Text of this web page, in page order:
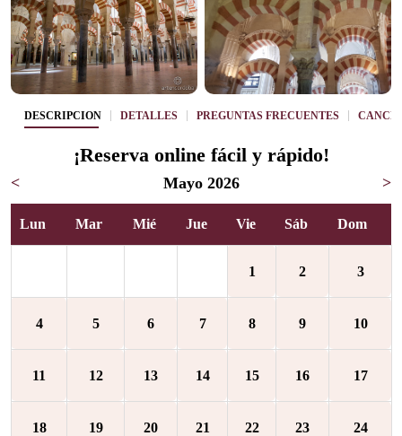
DESCRIPCIÓN DETALLES PREGUNTAS FRECUENTES
¡Reserva online fácil y rápido!
< Mayo 2026 >
Lun Mar Mié Jue Vie Sáb Dom
1 2 3
4 5 6 7 8 9 10
11 12 13 14 15 16 17
18 19 20 21 22 23 24